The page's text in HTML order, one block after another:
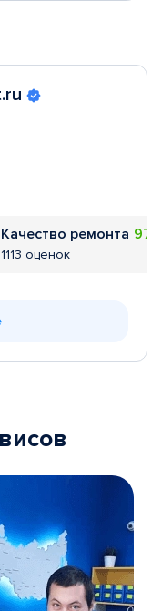
Качество ремонта
1113 оценок